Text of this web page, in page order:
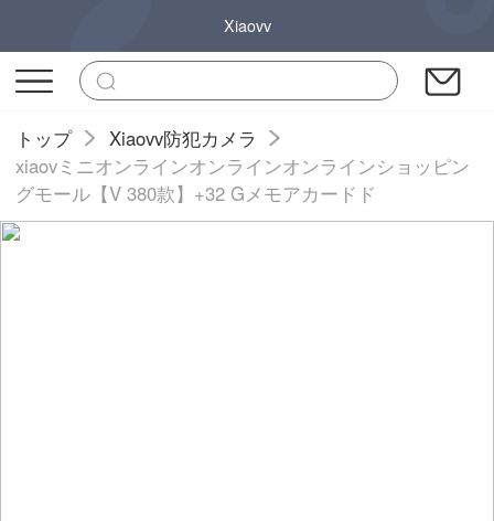
Xiaovv
トップ
Xiaovv防犯カメラ
xiaovミニオンラインオンラインオンラインショッピン
グモール【V 380款】+32 Gメモアカードド